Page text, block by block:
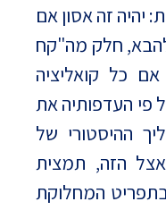
יהיה זה אסון אם
חלק מה"קח
כל קואליציה
פי העדפותיה את
ההיסטורי של
הזה, תמצית
המחלוקת